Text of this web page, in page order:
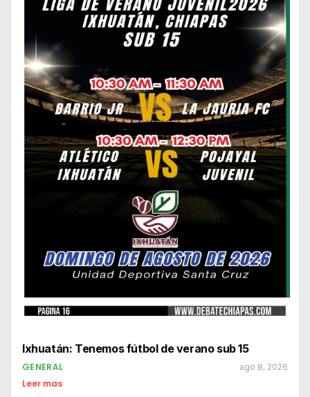
Ixhuatán: Tenemos fútbol de verano sub 15
GENERAL ago 8, 2026
Leer mas